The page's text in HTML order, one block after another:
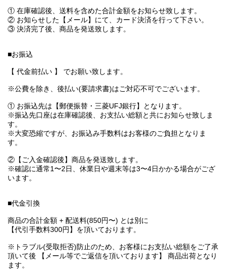
① 在庫確認後、送料を含めた合計金額をお知らせ致します。
② お知らせした【メール】にて、カード決済を行って下さい。
③ 決済完了後、商品を発送致します。
■お振込
【 代金前払い 】 でお願い致します。
※公費を除き、後払い(要請求書)はご対応不可でございます。
① お振込先は【郵便振替・三菱UFJ銀行】となります。
※振込先口座は在庫確認後、お支払い総額と共にお知らせ致しま
す。
※大変恐縮ですが、お振込み手数料はお客様のご負担となりま
す。
②【ご入金確認後】商品を発送致します。
※確認に通常1〜2日、休業日や週末等は3〜4日かかる場合がござ
います。
■代金引換
商品の合計金額 + 配送料(850円〜) とは別に
【代引手数料300円】を頂いております。
※トラブル(受取拒否)防止のため、お客様にお支払い総額をご了承
頂いて後 【メール等でご返信を頂いております】 商品出荷となり
ます。